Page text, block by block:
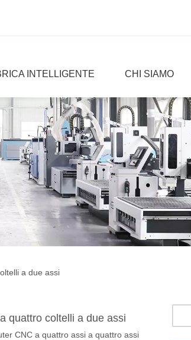
INTELLIGENTE CHI SIAMO
a due assi
quattro coltelli a due assi
CNC a quattro assi a quattro assi